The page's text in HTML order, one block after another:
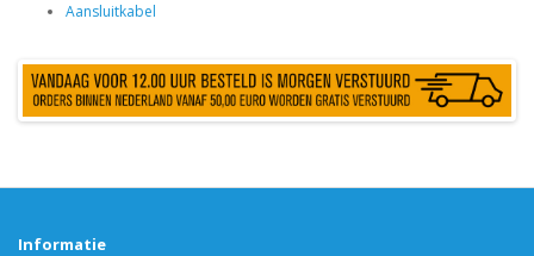
Aansluitkabel
Informatie